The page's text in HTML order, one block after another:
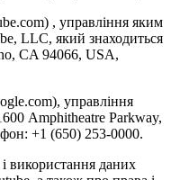
, управління яким
LLC, який знаходиться
CA 94066, USA,
управління
Amphitheatre Parkway,
+1 (650) 253-0000.
використання даних